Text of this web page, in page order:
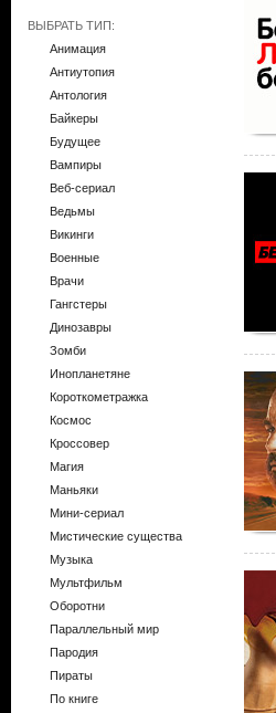
ВЫБРАТЬ ТИП:
Анимация
Антиутопия
Антология
Байкеры
Будущее
Вампиры
Веб-сериал
Ведьмы
Викинги
Военные
Врачи
Гангстеры
Динозавры
Зомби
Инопланетяне
Короткометражка
Космос
Кроссовер
Магия
Маньяки
Мини-сериал
Мистические существа
Музыка
Мультфильм
Оборотни
Параллельный мир
Пародия
Пираты
По книге